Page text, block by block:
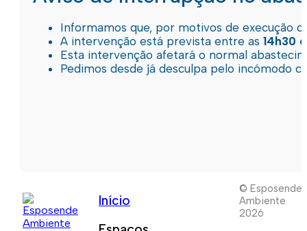
Informamos que, por motivos de execução
A intervenção está prevista entre as 14h30
Esta intervenção afetará o normal
Pedimos desde já desculpa pelo incómodo
Início
© Esposende
Ambiente
2026